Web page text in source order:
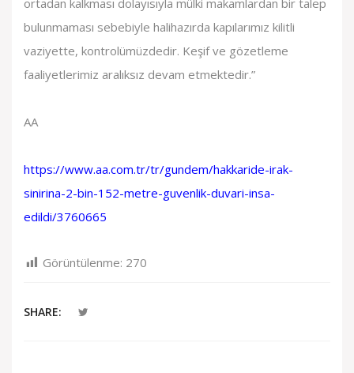
ortadan kalkması dolayısıyla mülki makamlardan bir talep
bulunmaması sebebiyle halihazırda kapılarımız kilitli
vaziyette, kontrolümüzdedir. Keşif ve gözetleme
faaliyetlerimiz aralıksız devam etmektedir.”
AA
https://www.aa.com.tr/tr/gundem/hakkaride-irak-
sinirina-2-bin-152-metre-guvenlik-duvari-insa-
edildi/3760665
Görüntülenme: 270
SHARE: